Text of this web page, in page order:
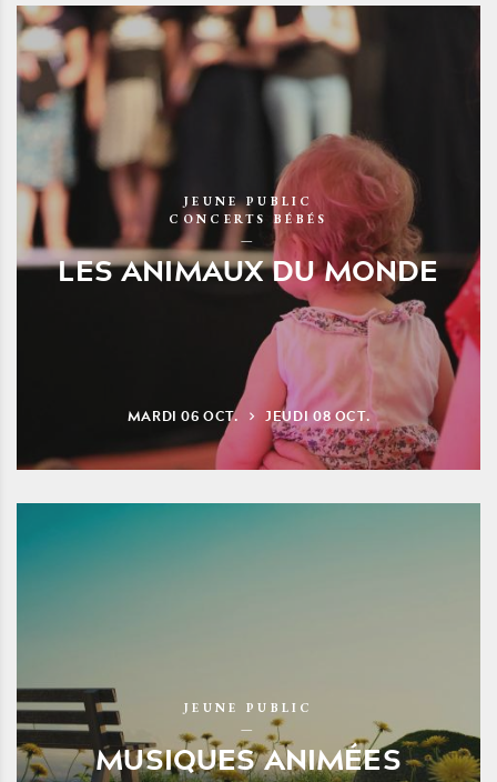
JEUNE PUBLIC
CONCERTS BÉBÉS
LES ANIMAUX DU MONDE
MARDI06OCT. JEUDI08OCT.
JEUNE PUBLIC
MUSIQUES ANIMÉES